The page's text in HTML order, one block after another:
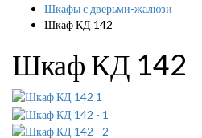
Шкафы с дверьми-жалюзи
Шкаф КД 142
Шкаф КД 142